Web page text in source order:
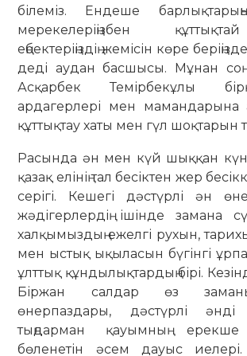
білеміз. Ендеше
мерекелеріңізбен
еңбектеріңіздің жемісін көре
деді аудан басшысы. Мұнан соң
Асқарбек Темірбекұлы
ардагерлері мен мамандарына
құттықтау хаты мен гүл шоқтарын
Расында ән мен күй шыққан
қазақ елінің тал бесіктен жер
серігі. Кешегі дәстүрлі ән
жәдігерлердің ішінде замана
халқымыздың ежелгі рухын,
мен ыстық ықыласын бүгінгі
ұлттық құндылықтардың бірі.
Біржан салдар өз
өнерпаздары, дәстүрлі әнді
тыңдарман қауымның ерекше
бөленетін әсем дауыс